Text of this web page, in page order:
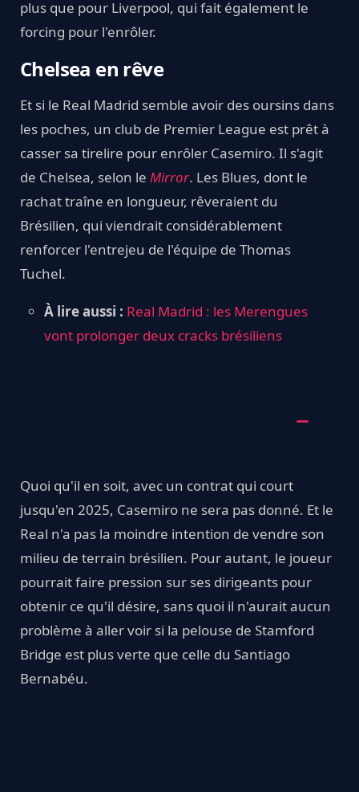
plus que pour Liverpool, qui fait également le
forcing pour l'enrôler.
Chelsea en rêve
Et si le Real Madrid semble avoir des oursins dans
les poches, un club de Premier League est prêt à
casser sa tirelire pour enrôler Casemiro. Il s'agit
de Chelsea, selon le Mirror. Les Blues, dont le
rachat traîne en longueur, rêveraient du
Brésilien, qui viendrait considérablement
renforcer l'entrejeu de l'équipe de Thomas
Tuchel.
À lire aussi : Real Madrid : les Merengues
vont prolonger deux cracks brésiliens
Quoi qu'il en soit, avec un contrat qui court
jusqu'en 2025, Casemiro ne sera pas donné. Et le
Real n'a pas la moindre intention de vendre son
milieu de terrain brésilien. Pour autant, le joueur
pourrait faire pression sur ses dirigeants pour
obtenir ce qu'il désire, sans quoi il n'aurait aucun
problème à aller voir si la pelouse de Stamford
Bridge est plus verte que celle du Santiago
Bernabéu.